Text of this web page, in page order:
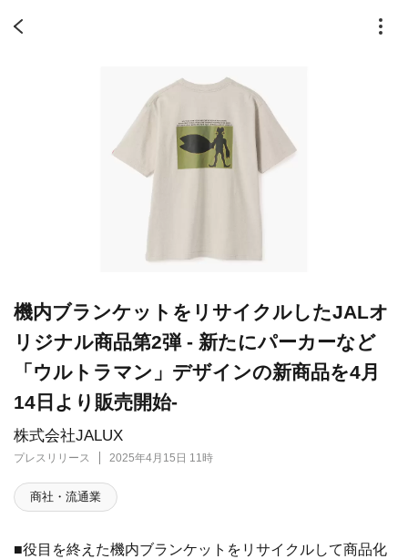
株式会社JALUX
プレスリリース 2025年4月15日 11時
機内ブランケットをリサイクルしたJALオ
リジナル商品第2弾 - 新たにパーカーなど
「ウルトラマン」デザインの新商品を4月
14日より販売開始-
商社・流通業
■役目を終えた機内ブランケットをリサイクルして商品化